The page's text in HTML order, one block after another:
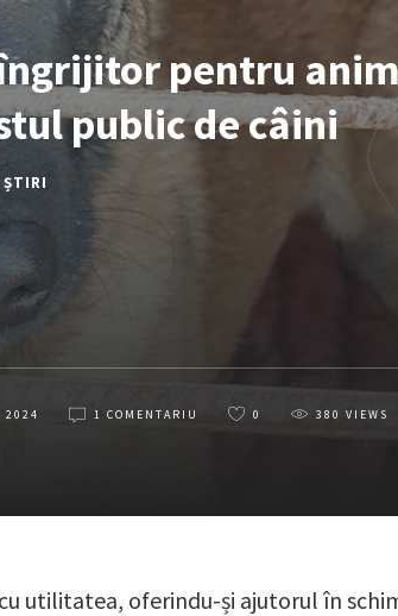
pentru
public de câini
ȘTIRI
2024 1 COMENTARIU 0 380 VIEWS
utilitatea, oferindu-și ajutorul în